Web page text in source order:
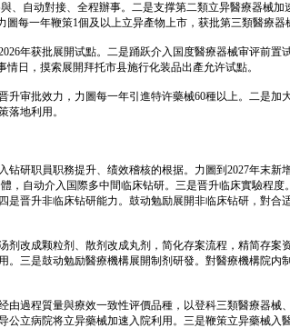
自动對接、全程辦事。二是支撑第二類立异醫療器械
每一年鞭策1個及以上立异產物上市，获批第三類醫療器
年获批展開试點。二是踊跃介入国度醫療器械审评前置
日，摸索展開拜托市县施行化装品出產允许试點。
审批效力，力圖每一年引進特许藥械60種以上。二是
地利用。
研职員职務提升、绩效稽核的根据。力圖到2027年末
自动介入国際多中間临床钻研。三是晋升临床實驗程
晋升非临床钻研能力。鼓动勉励展開非临床钻研，對合
改成颗粒剂、散剂改成丸剂，简化存案流程，精简存
三是鼓动勉励醫療機構展開制剂研發。對醫療機構院内
過程質量與療效一致性评價品種，以登科三類醫療器械
立病院将立异藥械加速入院利用。三是鞭策立异藥械入